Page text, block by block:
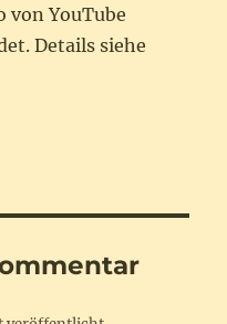
von YouTube
Details siehe